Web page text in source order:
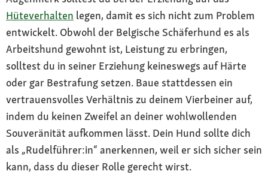
Hüteverhalten legen, damit es sich nicht zum Problem
entwickelt. Obwohl der Belgische Schäferhund es als
Arbeitshund gewohnt ist, Leistung zu erbringen,
solltest du in seiner Erziehung keineswegs auf Härte
oder gar Bestrafung setzen. Baue stattdessen ein
vertrauensvolles Verhältnis zu deinem Vierbeiner auf,
indem du keinen Zweifel an deiner wohlwollenden
Souveränität aufkommen lässt. Dein Hund sollte dich
als „Rudelführer:in“ anerkennen, weil er sich sicher sein
kann, dass du dieser Rolle gerecht wirst.